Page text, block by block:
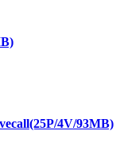
4V/93MB)